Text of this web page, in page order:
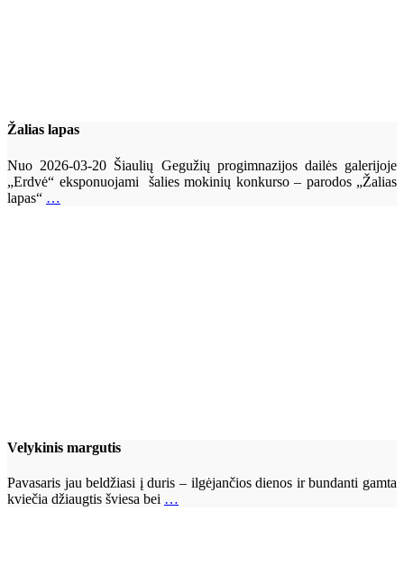
Žalias lapas
Nuo 2026-03-20 Šiaulių Gegužių progimnazijos dailės galerijoje
„Erdvė“ eksponuojami šalies mokinių konkurso – parodos „Žalias
lapas“ …
Velykinis margutis
Pavasaris jau beldžiasi į duris – ilgėjančios dienos ir bundanti gamta
kviečia džiaugtis šviesa bei …